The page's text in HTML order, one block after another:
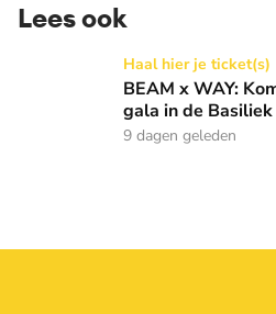
Lees ook
BEAM x WAY: Kom naar ons
Haal hier je ticket(s)
BEAM x WAY:
gala in de Basiliek
9 dagen geleden